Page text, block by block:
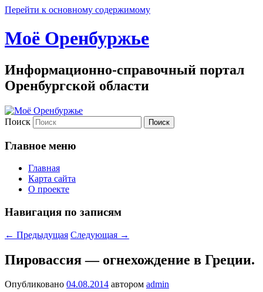
Перейти к основному содержимому
Моё Оренбуржье
Информационно-справочный портал
Оренбургской области
Поиск
Главное меню
Главная
Карта сайта
О проекте
Навигация по записям
← Предыдущая Следующая →
Пировассия — огнехождение в Греции.
Опубликовано 04.08.2014 автором admin